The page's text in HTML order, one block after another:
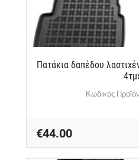
Πατάκια δαπέδου
Κωδικός
€44.00